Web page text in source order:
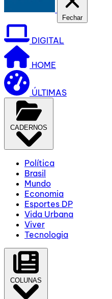
Fechar
DIGITAL
HOME
ÚLTIMAS
CADERNOS
Política
Brasil
Mundo
Economia
Esportes DP
Vida Urbana
Viver
Tecnologia
COLUNAS